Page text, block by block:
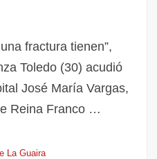
fractura tienen”,
Toledo (30) acudió
José María Vargas,
Reina Franco …
La Guaira